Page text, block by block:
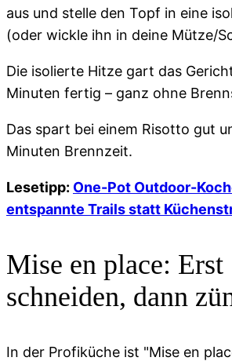
aus und stelle den Topf in eine
(oder wickle ihn in deine Mütze/
Die isolierte Hitze gart das
Minuten fertig – ganz ohne
Das spart bei einem Risotto gut
Minuten Brennzeit.
Lesetipp: One-Pot Outdoor-
entspannte Trails statt
Mise en place: Erst
schneiden, dann
In der Profiküche ist "Mise en